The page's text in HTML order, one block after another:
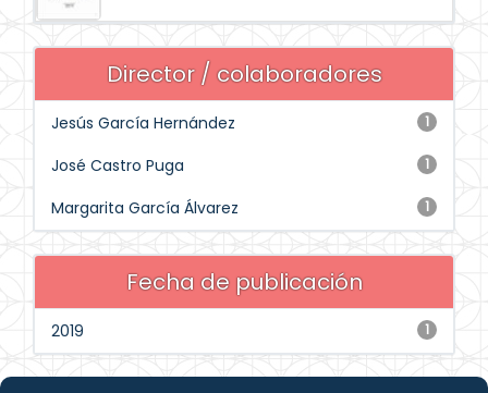
Director / colaboradores
1
Jesús García Hernández
1
José Castro Puga
1
Margarita García Álvarez
Fecha de publicación
1
2019